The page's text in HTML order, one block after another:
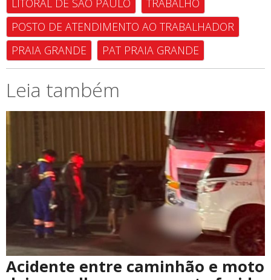
LITORAL DE SÃO PAULO
TRABALHO
POSTO DE ATENDIMENTO AO TRABALHADOR
PRAIA GRANDE
PAT PRAIA GRANDE
Leia também
Acidente entre caminhão e moto